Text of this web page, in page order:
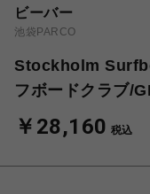
ビーバー
池袋PARCO
Stockholm
フボードクラブ/
￥28,160 税込